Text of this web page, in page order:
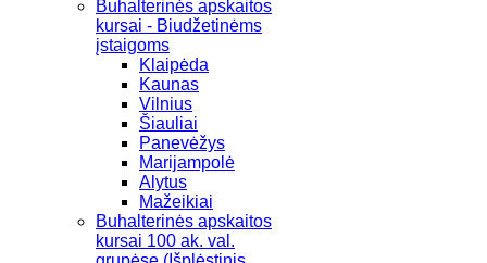
Buhalterinės apskaitos
kursai - Biudžetinėms
įstaigoms
Klaipėda
Kaunas
Vilnius
Šiauliai
Panevėžys
Marijampolė
Alytus
Mažeikiai
Buhalterinės apskaitos
kursai 100 ak. val.